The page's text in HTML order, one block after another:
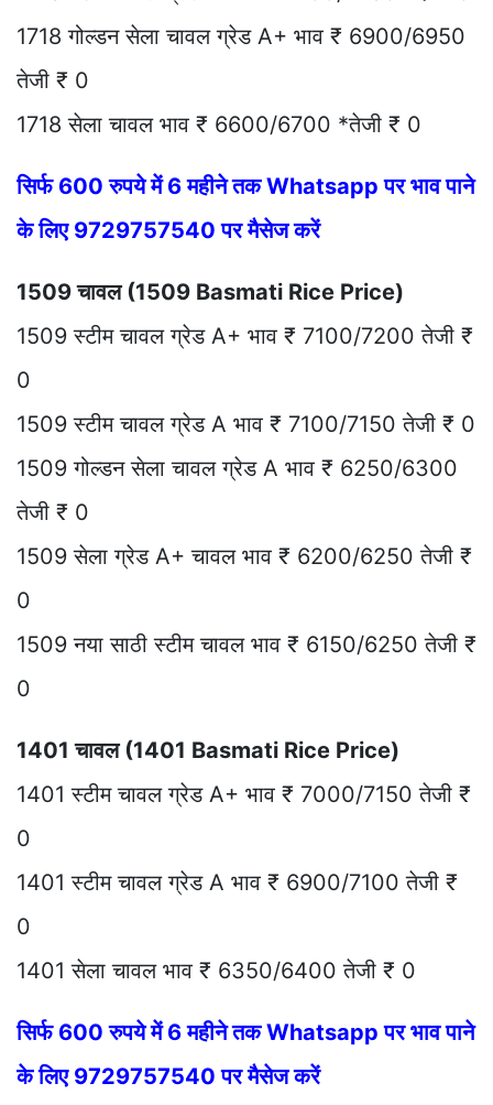
1718 गोल्डन सेला चावल ग्रेड A+ भाव ₹ 6900/6950
तेजी ₹ 0
1718 सेला चावल भाव ₹ 6600/6700 *तेजी ₹ 0
सिर्फ 600 रुपये में 6 महीने तक Whatsapp पर भाव पाने
के लिए 9729757540 पर मैसेज करें
1509 चावल (1509 Basmati Rice Price)
1509 स्टीम चावल ग्रेड A+ भाव ₹ 7100/7200 तेजी ₹
0
1509 स्टीम चावल ग्रेड A भाव ₹ 7100/7150 तेजी ₹ 0
1509 गोल्डन सेला चावल ग्रेड A भाव ₹ 6250/6300
तेजी ₹ 0
1509 सेला ग्रेड A+ चावल भाव ₹ 6200/6250 तेजी ₹
0
1509 नया साठी स्टीम चावल भाव ₹ 6150/6250 तेजी ₹
0
1401 चावल (1401 Basmati Rice Price)
1401 स्टीम चावल ग्रेड A+ भाव ₹ 7000/7150 तेजी ₹
0
1401 स्टीम चावल ग्रेड A भाव ₹ 6900/7100 तेजी ₹
0
1401 सेला चावल भाव ₹ 6350/6400 तेजी ₹ 0
सिर्फ 600 रुपये में 6 महीने तक Whatsapp पर भाव पाने
के लिए 9729757540 पर मैसेज करें